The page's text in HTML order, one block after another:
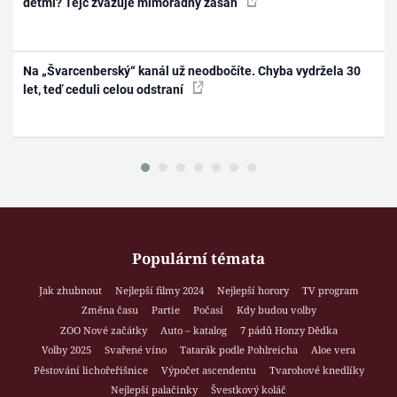
dětmi? Tejc zvažuje mimořádný zásah
Na „Švarcenberský“ kanál už neodbočíte. Chyba vydržela 30
let, teď ceduli celou odstraní
Populární témata
Jak zhubnout Nejlepší filmy 2024 Nejlepší horory
TV program
Změna času
Partie Počasí
Kdy budou volby
ZOO Nové začátky
Auto – katalog
7 pádů Honzy Dědka
Volby 2025
Svařené víno Tatarák podle Pohlreicha
Aloe vera
Pěstování lichořeřišnice
Výpočet ascendentu
Tvarohové knedlíky
Nejlepší palačinky
Švestkový koláč